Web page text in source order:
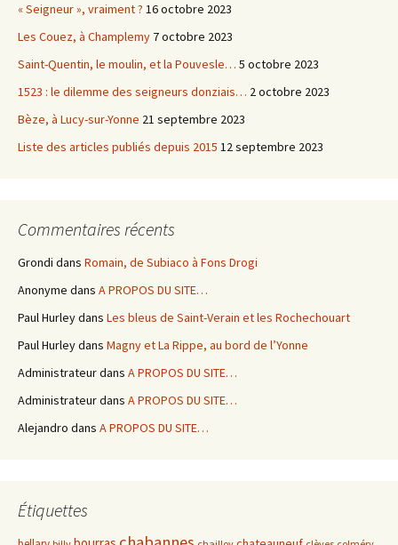
« Seigneur », vraiment ? 16 octobre 2023
Les Couez, à Champlemy 7 octobre 2023
Saint-Quentin, le moulin, et la Pouvesle… 5 octobre 2023
1523 : le dilemme des seigneurs donziais… 2 octobre 2023
Bèze, à Lucy-sur-Yonne 21 septembre 2023
Liste des articles publiés depuis 2015 12 septembre 2023
Commentaires récents
Grondi dans Romain, de Subiaco à Fons Drogi
Anonyme dans A PROPOS DU SITE…
Paul Hurleydans Les bleus de Saint-Verain et les Rochechouart
Paul Hurleydans Magny et La Rippe, au bord de l’Yonne
Administrateurdans A PROPOS DU SITE…
Administrateurdans A PROPOS DU SITE…
Alejandro dans A PROPOS DU SITE…
Étiquettes